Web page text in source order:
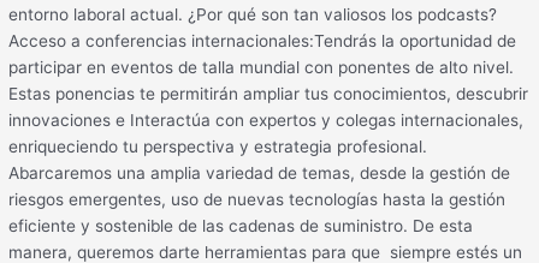
entorno laboral actual. ¿Por qué son tan valiosos los podcasts?
Acceso a conferencias internacionales:Tendrás la oportunidad de
participar en eventos de talla mundial con ponentes de alto nivel.
Estas ponencias te permitirán ampliar tus conocimientos, descubrir
innovaciones e Interactúa con expertos y colegas internacionales,
enriqueciendo tu perspectiva y estrategia profesional.
Abarcaremos una amplia variedad de temas, desde la gestión de
riesgos emergentes, uso de nuevas tecnologías hasta la gestión
eficiente y sostenible de las cadenas de suministro. De esta
manera, queremos darte herramientas para que siempre estés un